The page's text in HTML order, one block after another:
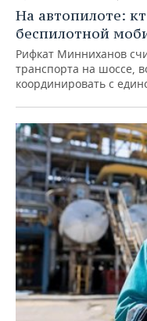
На автопилоте:
беспилотной
Рифкат Минниханов
транспорта на шоссе,
координировать с